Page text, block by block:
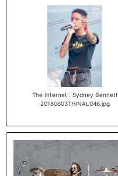
The Internet : Sydney Bennett
20180603THINAL046.jpg